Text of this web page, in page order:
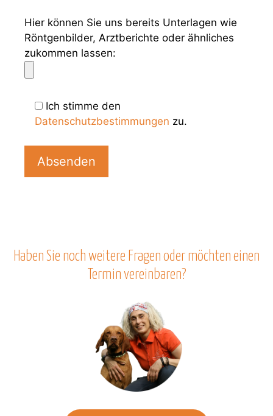
Hier können Sie uns bereits Unterlagen wie
Röntgenbilder, Arztberichte oder ähnliches
zukommen lassen:
Ich stimme den
Datenschutzbestimmungen zu.
s
Haben Sie noch weitere Fragen oder möchten einen
Termin vereinbaren?